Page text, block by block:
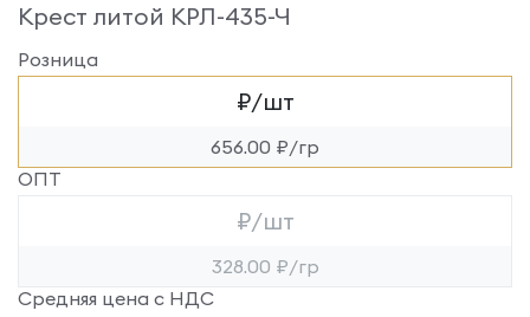
Крест литой КРЛ-435-Ч
Розница
₽/шт
656.00 ₽/гр
ОПТ
₽/шт
328.00 ₽/гр
Средняя цена с НДС